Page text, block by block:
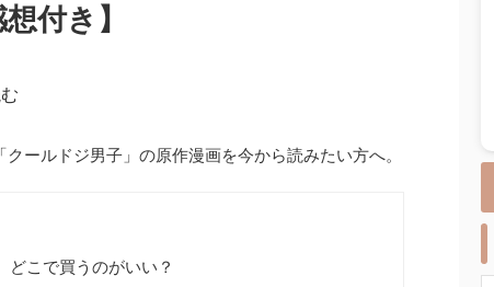
付き】
ールドジ男子」の原作漫画を今から読みたい方へ。
どこで買うのがいい？